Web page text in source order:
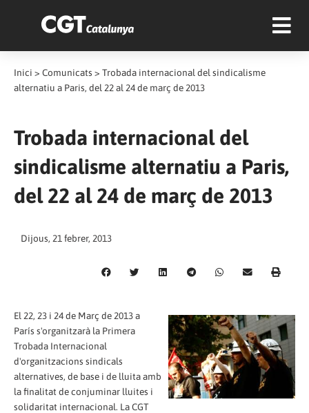
Inici > Comunicats > Trobada internacional del sindicalisme
alternatiu a Paris, del 22 al 24 de març de 2013
Trobada internacional del
sindicalisme alternatiu a Paris,
del 22 al 24 de març de 2013
Dijous, 21 febrer, 2013
El 22, 23 i 24 de Març de 2013 a
París s'organitzarà la Primera
Trobada Internacional
d'organitzacions sindicals
alternatives, de base i de lluita amb
la finalitat de conjuminar lluites i
solidaritat internacional. La CGT